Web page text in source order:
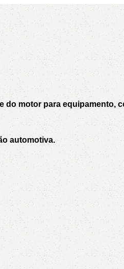
XPZ
do motor para equipamento,
automotiva.